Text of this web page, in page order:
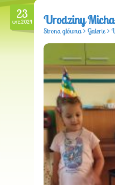
Zapisy i opłaty
Kontakt
23
wrz.2024 Urodziny
Strona główna > Galerie >